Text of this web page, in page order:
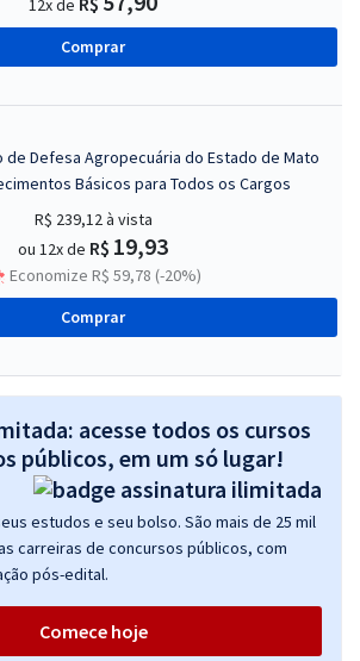
12x de
Comprar
de Defesa Agropecuária do Estado de Mato
Básicos para Todos os Cargos
R$ 239,12à vista
ou 12x de R$ 19,93
Economize R$ 59,78 (-20%)
Comprar
acesse todos os cursos
públicos, em um só lugar!
estudos e seu bolso. São mais de 25 mil
carreiras de concursos públicos, com
pós-edital.
Comece hoje